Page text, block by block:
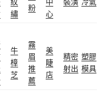
繡
粉
心
牛
樟
芝
霧
眉
推
薦
美
睫
店
精密
射出
塑膠
模具